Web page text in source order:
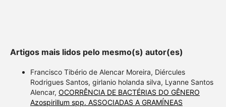
Artigos mais lidos pelo mesmo(s) autor(es)
Francisco Tibério de Alencar Moreira, Diércules
Rodrigues Santos, girlanio holanda silva, Lyanne Santos
Alencar, OCORRÊNCIA DE BACTÉRIAS DO GÊNERO
Azospirillum spp. ASSOCIADAS A GRAMÍNEAS